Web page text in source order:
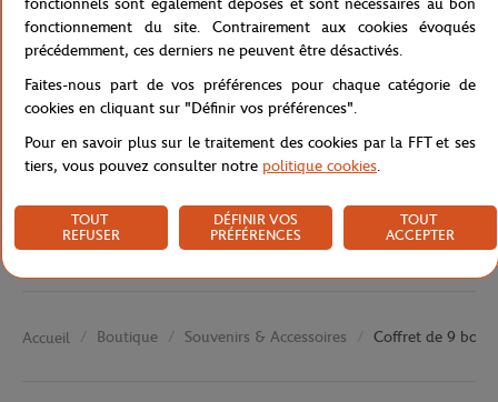
Caractéristiques
Accueil Boutique Souvenirs & Accessoires Coffret de 9
fonctionnement du site. Contrairement aux cookies évoqués
précédemment, ces derniers ne peuvent être désactivés.
Faites-nous part de vos préférences pour chaque catégorie de
cookies en cliquant sur "Définir vos préférences".
Pour en savoir plus sur le traitement des cookies par la FFT et ses
tiers, vous pouvez consulter notre politique cookies.
TOUT
REFUSER
DÉFINIR VOS
PRÉFÉRENCES
TOUT
ACCEPTER